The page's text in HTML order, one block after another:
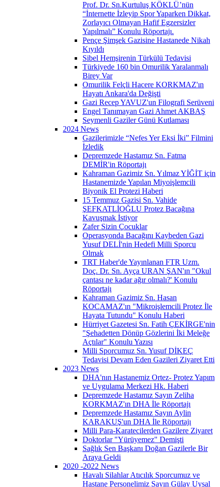
Prof. Dr. Sn.Kurtuluş KÖKLÜ’nün
“İnternette İzleyip Spor Yaparken Dikkat,
Zorlayıcı Olmayan Hafif Egzersizler
Yapılmalı” Konulu Röportajı.
Pençe Şimşek Gazisine Hastanede Nikah
Kıyıldı
Sibel Hemşirenin Türkülü Tedavisi
Türkiyede 160 bin Omurilik Yaralanmalı
Birey Var
Omurilik Felçli Hacere KORKMAZ'ın
Hayatı Ankara'da Değişti
Gazi Recep YAVUZ'un Filografi Serüveni
Engel Tanımayan Gazi Ahmet AKBAŞ
Seymenli Gaziler Günü Kutlaması
2024 News
Gazilerimizle “Nefes Yer Eksi İki” Filmini
İzledik
Depremzede Hastamız Sn. Fatma
DEMİR'in Röportajı
Kahraman Gazimiz Sn. Yılmaz YİĞİT için
Hastanemizde Yapılan Miyoişlemcili
Biyonik El Protezi Haberi
15 Temmuz Gazisi Sn. Vahide
ŞEFKATLİOĞLU Protez Bacağına
Kavuşmak İstiyor
Zafer Sizin Çocuklar
Operasyonda Bacağını Kaybeden Gazi
Yusuf DELİ'nin Hedefi Milli Sporcu
Olmak
TRT Haber'de Yayınlanan FTR Uzm.
Doç. Dr. Sn. Ayça URAN ŞAN'ın "Okul
çantası ne kadar ağır olmalı?' Konulu
Röportajı
Kahraman Gazimiz Sn. Hasan
KOCAMAZ'ın "Mikroişlemcili Protez İle
Hayata Tutundu" Konulu Haberi
Hürriyet Gazetesi Sn. Fatih ÇEKİRGE'nin
"Şehadetten Dönüp Gözlerini İki Meleğe
Açtılar" Konulu Yazısı
Milli Sporcumuz Sn. Yusuf DİKEÇ
Tedavisi Devam Eden Gazileri Ziyaret Etti
2023 News
DHA'nın Hastanemiz Ortez- Protez Yapım
ve Uygulama Merkezi Hk. Haberi
Depremzede Hastamız Sayın Zeliha
KORKMAZ'ın DHA İle Röportajı
Depremzede Hastamız Sayın Aylin
KARAKUŞ'un DHA İle Röportajı
Milli Para-Karatecilerden Gazilere Ziyaret
Doktorlar "Yürüyemez" Demişti
Sağlık Sen Başkanı Doğan Gazilerle Bir
Araya Geldi
2020 -2022 News
Havalı Silahlar Atıcılık Sporcumuz ve
Hastane Personelimiz Sayın Gülay Uysal